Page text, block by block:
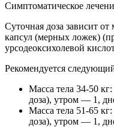
Симптоматическое
Суточная доза зависит от
капсул (мерных ложек)
урсодеоксихолевой
Рекомендуется
Масса тела 34-50
доза), утром — 1,
Масса тела 51-65
доза), утром — 1,